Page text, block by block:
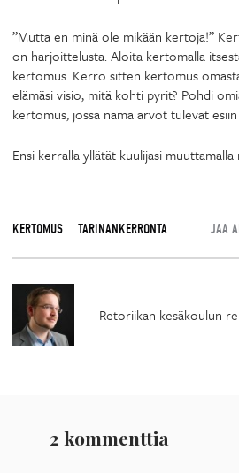
”Mutta en minä ole mikään kertoja!”
on harjoittelusta. Aloita kertomalla
kertomus. Kerro sitten kertomus
elämäsi visio, mitä kohti pyrit? Pohdi
kertomus, jossa nämä arvot tulevat
Ensi kerralla yllätät kuulijasi
KERTOMUS TARINANKERRONTA JAA
Retoriikan kesäkoulun
2 kommenttia